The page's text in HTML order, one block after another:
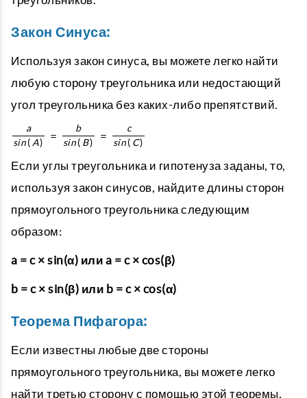
Закон Синуса:
Используя закон синуса, вы можете легко найти
любую сторону треугольника или недостающий
угол треугольника без каких-либо препятствий.
a
sin( A)
=
b
sin( B)
=
c
sin( C)
Если углы треугольника и гипотенуза заданы, то,
используя закон синусов, найдите длины сторон
прямоугольного треугольника следующим
образом:
a = c × sin(α) или a = c × cos(β)
b = c × sin(β) или b = c × cos(α)
Теорема Пифагора:
Если известны любые две стороны
прямоугольного треугольника, вы можете легко
найти третью сторону с помощью этой теоремы,